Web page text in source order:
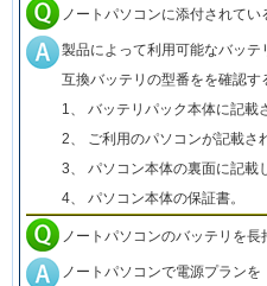
ノートパソコンに添付されて
製品によって利用可能なバッテ
互換バッテリの型番をを確認す
1、 バッテリパック本体に記載
2、 ご利用のパソコンが記載さ
3、 パソコン本体の裏面に記載
4、 パソコン本体の保証書。
ノートパソコンのバッテリを長
ノートパソコンで電源プラン